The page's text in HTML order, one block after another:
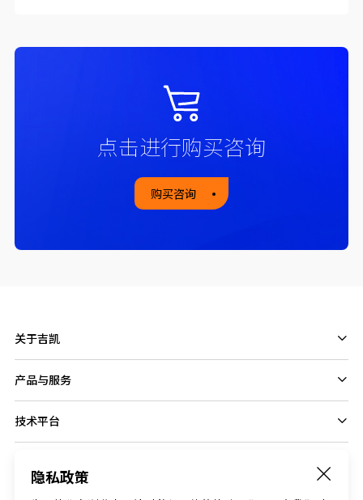
点击进行购买咨询
购买咨询
隐私政策
关于吉凯
产品与服务
技术平台
Follow us on